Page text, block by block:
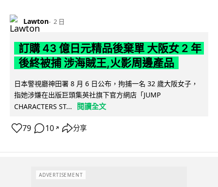
Lawton 2 日
訂購 43 億日元精品後棄單 大阪女 2 年
後終被捕 涉海賊王,火影周邊產品
日本警視廳神田署 8 月 6 日公布，拘捕一名 32 歲大阪女子，
指她涉嫌在出版巨頭集英社旗下官方網店「JUMP
CHARACTERS ST...
閱讀全文
79 10 ↗ 分享
ADVERTISEMENT